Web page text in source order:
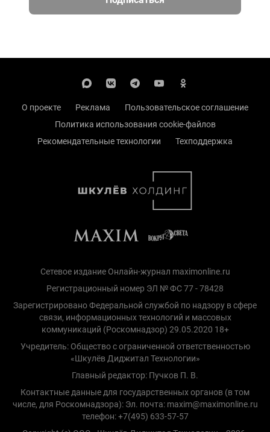
О проекте Реклама
Пользовательское соглашение
Политика использования cookie-файлов
Рекомендательные технологии
Техподдержка
Сетевое издание Онлайн-журнал maximonline.ru
Регистрационный номер ЭЛ № ФС 77 - 78428
Зарегистрировано Федеральной службой по надзору в сфере
связи, информационных технологий и массовых
коммуникаций (Роскомнадзор) 29.05.2020 18+
Учредитель: Общество с ограниченной ответственностью
«Шкулёв Диджитал Технологии»
Главный редактор: Пучков П. В.
Контактные данные для государственных органов (в том
числе, для Роскомнадзора): Эл. почта: maxim@maximonline.ru
телефон: +7(495) 633-57-57